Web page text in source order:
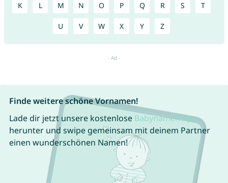
K L M N O P Q R S T
U V W X Y Z
Finde weitere schöne Vornamen!
Lade dir jetzt unsere kostenlose Babynamen App
herunter und swipe gemeinsam mit deinem Partner
einen wunderschönen Namen!